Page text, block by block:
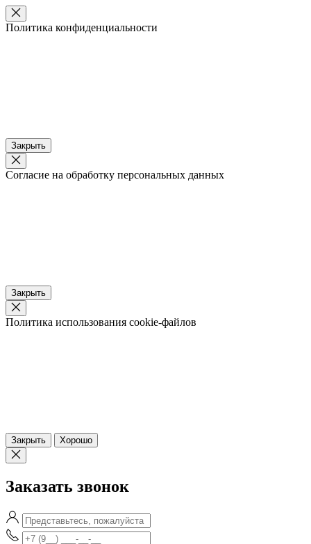
Политика конфиденциальности
Закрыть
Согласие на обработку персональных данных
Закрыть
Политика использования cookie-файлов
Закрыть Хорошо
Заказать звонок